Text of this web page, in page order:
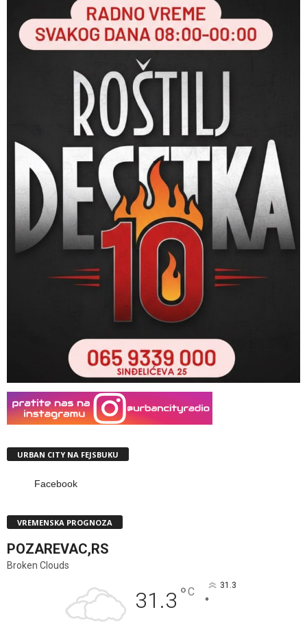
URBAN CITY NA FEJSBUKU
Facebook
VREMENSKA PROGNOZA
POZAREVAC,RS
Broken Clouds
31.3 °C 31.3
°